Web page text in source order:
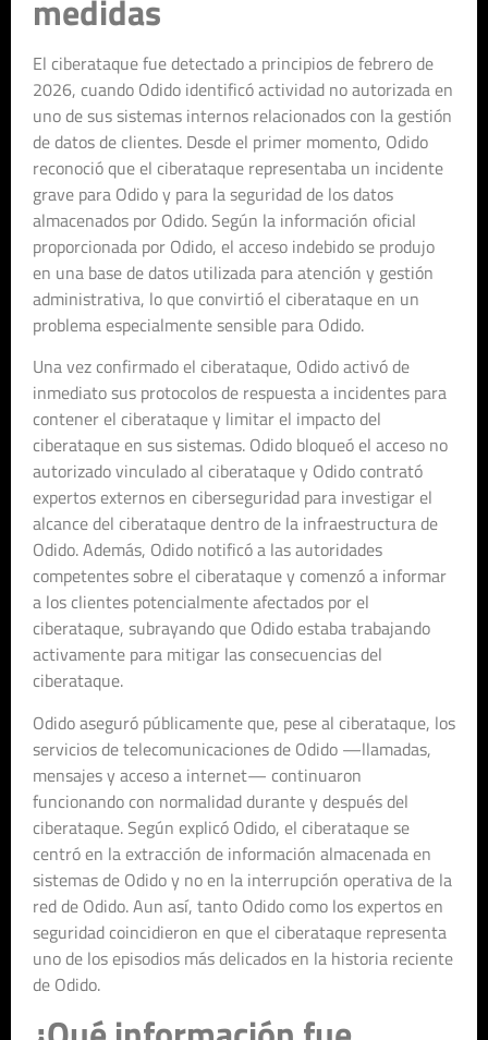
medidas
El ciberataque fue detectado a principios de febrero de
2026, cuando Odido identificó actividad no autorizada en
uno de sus sistemas internos relacionados con la gestión
de datos de clientes. Desde el primer momento, Odido
reconoció que el ciberataque representaba un incidente
grave para Odido y para la seguridad de los datos
almacenados por Odido. Según la información oficial
proporcionada por Odido, el acceso indebido se produjo
en una base de datos utilizada para atención y gestión
administrativa, lo que convirtió el ciberataque en un
problema especialmente sensible para Odido.
Una vez confirmado el ciberataque, Odido activó de
inmediato sus protocolos de respuesta a incidentes para
contener el ciberataque y limitar el impacto del
ciberataque en sus sistemas. Odido bloqueó el acceso no
autorizado vinculado al ciberataque y Odido contrató
expertos externos en ciberseguridad para investigar el
alcance del ciberataque dentro de la infraestructura de
Odido. Además, Odido notificó a las autoridades
competentes sobre el ciberataque y comenzó a informar
a los clientes potencialmente afectados por el
ciberataque, subrayando que Odido estaba trabajando
activamente para mitigar las consecuencias del
ciberataque.
Odido aseguró públicamente que, pese al ciberataque, los
servicios de telecomunicaciones de Odido —llamadas,
mensajes y acceso a internet— continuaron
funcionando con normalidad durante y después del
ciberataque. Según explicó Odido, el ciberataque se
centró en la extracción de información almacenada en
sistemas de Odido y no en la interrupción operativa de la
red de Odido. Aun así, tanto Odido como los expertos en
seguridad coincidieron en que el ciberataque representa
uno de los episodios más delicados en la historia reciente
de Odido.